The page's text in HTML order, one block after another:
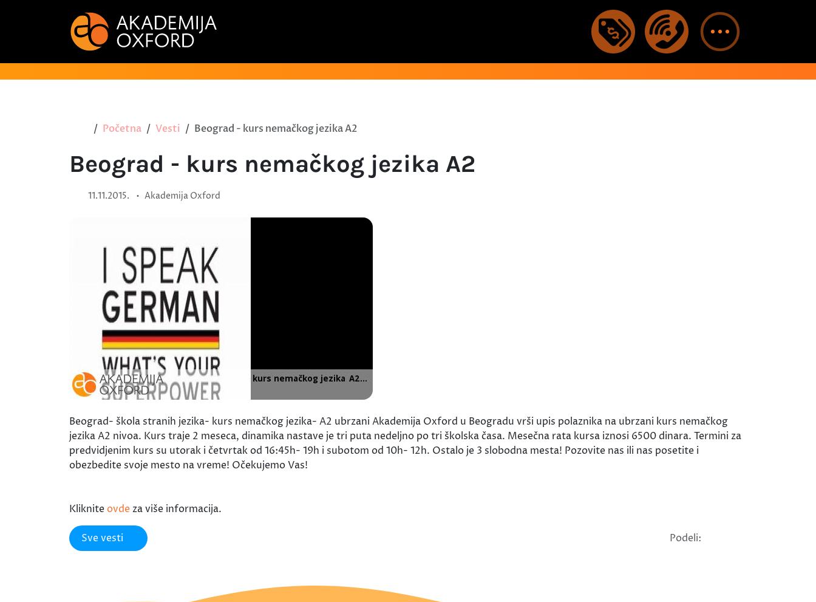
Početna Vesti Beograd - kurs nemačkog jezika A2
Beograd - kurs nemačkog jezika A2
11.11.2015. • Akademija Oxford
Beograd- škola stranih jezika- kurs nemačkog jezika- A2 ubrzani Akademija Oxford u Beogradu vrši upis polaznika na ubrzani kurs nemačkog
jezika A2 nivoa. Kurs traje 2 meseca, dinamika nastave je tri puta nedeljno po tri školska časa. Mesečna rata kursa iznosi 6500 dinara. Termini za
predvidjenim kurs su utorak i četvrtak od 16:45h- 19h i subotom od 10h- 12h. Ostalo je 3 slobodna mesta! Pozovite nas ili nas posetite i
obezbedite svoje mesto na vreme! Očekujemo Vas!
Kliknite ovde za više informacija.
Sve vesti Podeli: